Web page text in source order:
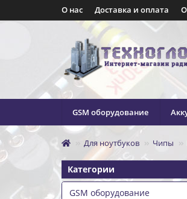
О нас Доставка и оплата
GSM оборудование
Для ноутбуков Чипы
Категории
GSM оборудование